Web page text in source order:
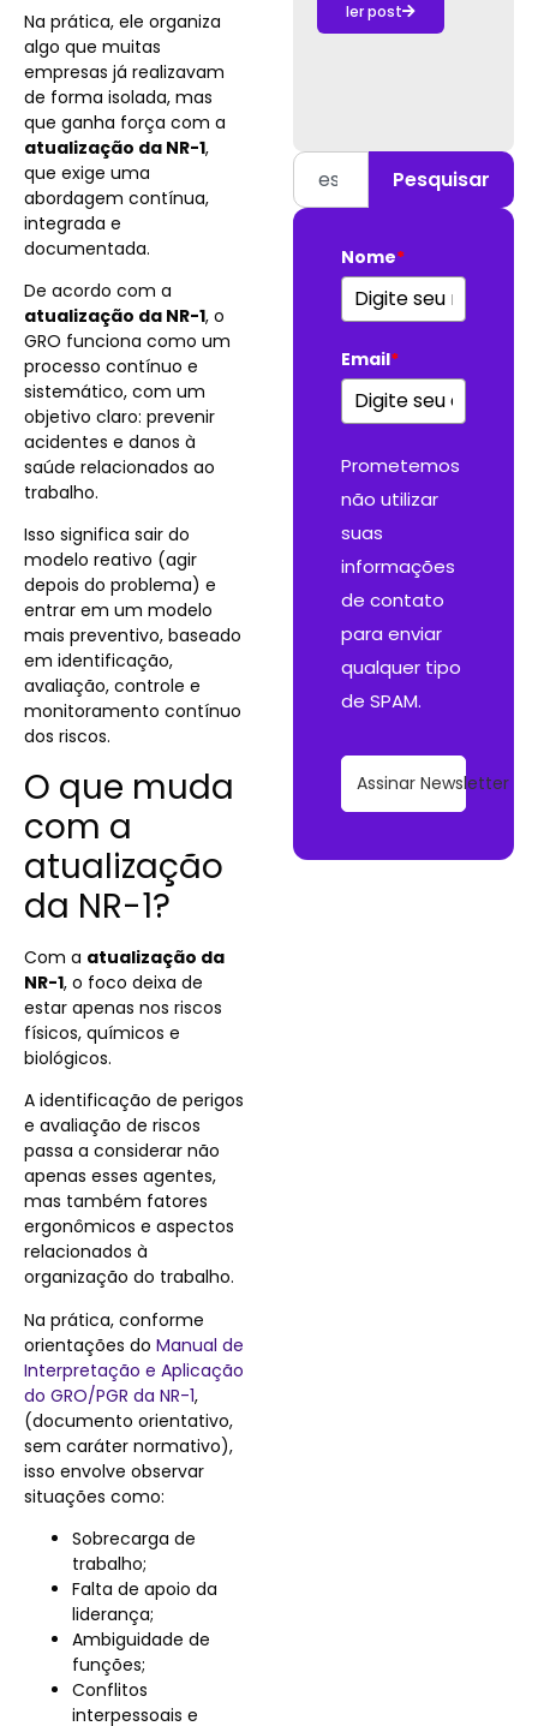
Na prática, ele organiza
algo que muitas
empresas já realizavam
de forma isolada, mas
que ganha força com a
atualização da NR-1,
que exige uma
abordagem contínua,
integrada e
documentada.
De acordo com a
atualização da NR-1, o
GRO funciona como um
processo contínuo e
sistemático, com um
objetivo claro: prevenir
acidentes e danos à
saúde relacionados ao
trabalho.
Isso significa sair do
modelo reativo (agir
depois do problema) e
entrar em um modelo
mais preventivo, baseado
em identificação,
avaliação, controle e
monitoramento contínuo
dos riscos.
O que muda
com a
atualização
da NR-1?
Com a atualização da
NR-1, o foco deixa de
estar apenas nos riscos
físicos, químicos e
biológicos.
A identificação de perigos
e avaliação de riscos
passa a considerar não
apenas esses agentes,
mas também fatores
ergonômicos e aspectos
relacionados à
organização do trabalho.
Na prática, conforme
orientações do Manual de
Interpretação e Aplicação
do GRO/PGR da NR-1,
(documento orientativo,
sem caráter normativo),
isso envolve observar
situações como:
Sobrecarga de
trabalho;
Falta de apoio da
liderança;
Ambiguidade de
funções;
Conflitos
interpessoais e
ler post
Pesquisar
Nome*
Email*
Prometemos
não utilizar
suas
informações
de contato
para enviar
qualquer tipo
de SPAM.
Assinar Newsletter